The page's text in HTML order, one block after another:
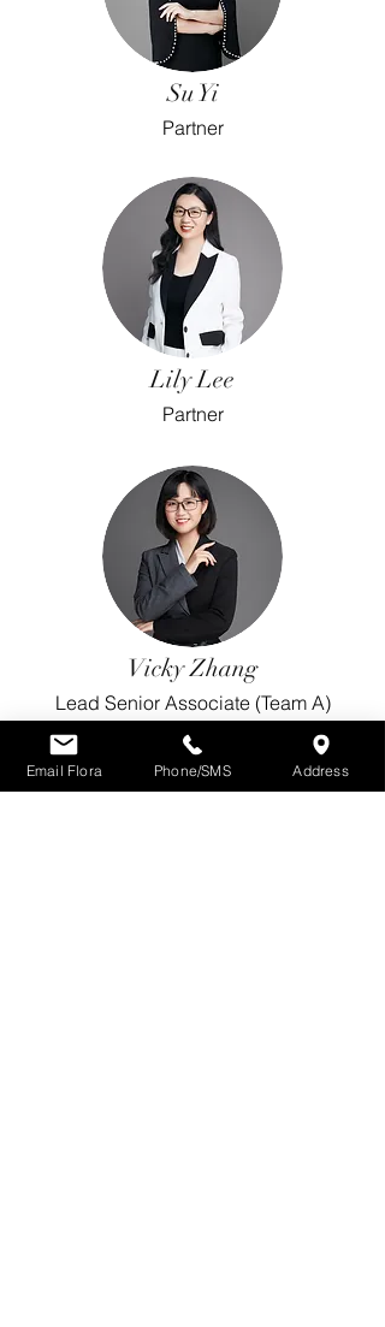
Su Yi
Partner
Lily Lee
Partner
Vicky Zhang
Lead Senior Associate (Team A)
Email Flora Phone/SMS Address